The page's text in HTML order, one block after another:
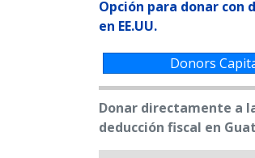
Opción para donar con
en EE.UU.
Donors
Donar directamente a
deducción fiscal en